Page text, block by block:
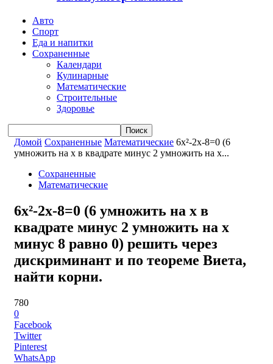
Авто
Спорт
Еда и напитки
Сохраненные
Календари
Кулинарные
Математические
Строительные
Здоровье
Домой Сохраненные Математические 6x²-2x-8=0 (6
умножить на x в квадрате минус 2 умножить на x...
Сохраненные
Математические
6x²-2x-8=0 (6 умножить на x в
квадрате минус 2 умножить на x
минус 8 равно 0) решить через
дискриминант и по теореме Виета,
найти корни.
780
0
Facebook
Twitter
Pinterest
WhatsApp